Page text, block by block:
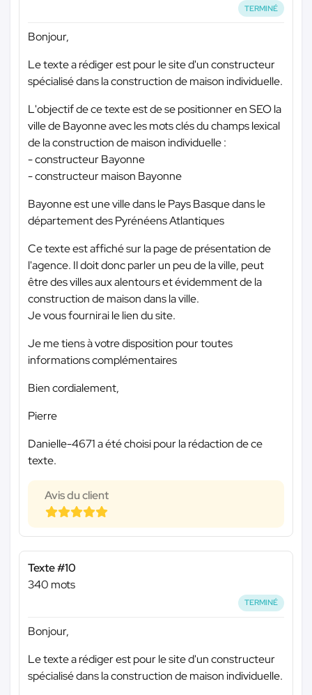
TERMINÉ
Bonjour,
Le texte a rédiger est pour le site d'un constructeur
spécialisé dans la construction de maison individuelle.
L'objectif de ce texte est de se positionner en SEO la
ville de Bayonne avec les mots clés du champs lexical
de la construction de maison individuelle :
- constructeur Bayonne
- constructeur maison Bayonne
Bayonne est une ville dans le Pays Basque dans le
département des Pyrénéens Atlantiques
Ce texte est affiché sur la page de présentation de
l'agence. Il doit donc parler un peu de la ville, peut
être des villes aux alentours et évidemment de la
construction de maison dans la ville.
Je vous fournirai le lien du site.
Je me tiens à votre disposition pour toutes
informations complémentaires
Bien cordialement,
Pierre
Danielle-4671 a été choisi pour la rédaction de ce
texte.
Avis du client
Texte #10
340 mots
TERMINÉ
Bonjour,
Le texte a rédiger est pour le site d'un constructeur
spécialisé dans la construction de maison individuelle.